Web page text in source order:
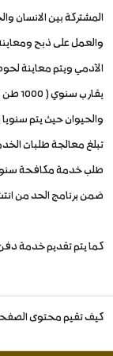
المشتركة بين الانسان
والعمل على ذبح
طلب خدمة مكافحة
ضمن برنامج الحد من
كما يتم تقديم خدمة دفن
كيف تقيم محتوى